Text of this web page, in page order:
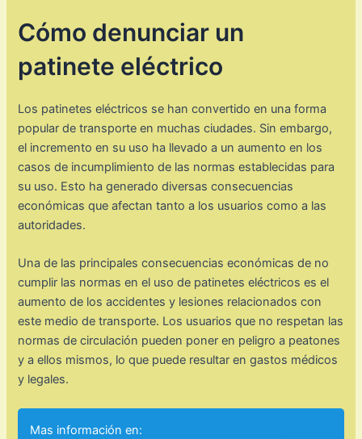
Cómo denunciar un
patinete eléctrico
Los patinetes eléctricos se han convertido en una forma
popular de transporte en muchas ciudades. Sin embargo,
el incremento en su uso ha llevado a un aumento en los
casos de incumplimiento de las normas establecidas para
su uso. Esto ha generado diversas consecuencias
económicas que afectan tanto a los usuarios como a las
autoridades.
Una de las principales consecuencias económicas de no
cumplir las normas en el uso de patinetes eléctricos es el
aumento de los accidentes y lesiones relacionados con
este medio de transporte. Los usuarios que no respetan las
normas de circulación pueden poner en peligro a peatones
y a ellos mismos, lo que puede resultar en gastos médicos
y legales.
Mas información en: